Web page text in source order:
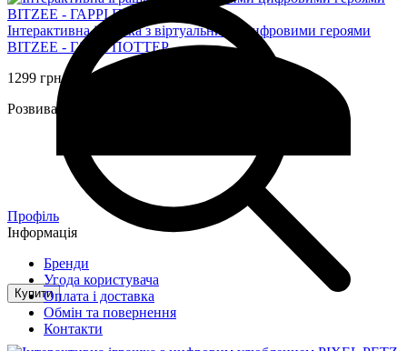
Інтерактивна іграшка з віртуальними цифровими героями
BITZEE - ГАРРІ ПОТТЕР
1299 грн
Розвивальні, інтерактивні іграшки
Купити
Профіль
Інформація
Бренди
Угода користувача
Оплата і доставка
Обмін та повернення
Контакти